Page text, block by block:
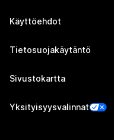
Käyttöehdot
Tietosuojakäytäntö
Sivustokartta
Yksityisyysvalinnat